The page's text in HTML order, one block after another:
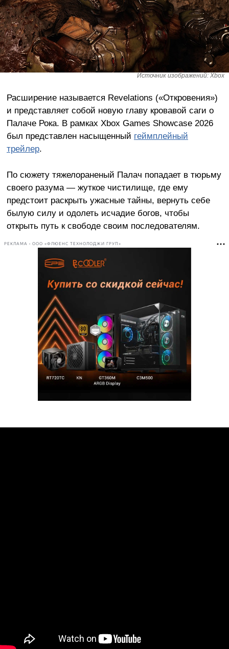
Источник изображений: Xbox
Расширение называется Revelations («Откровения»)
и представляет собой новую главу кровавой саги о
Палаче Рока. В рамках Xbox Games Showcase 2026
был представлен насыщенный геймплейный
трейлер.
По сюжету тяжелораненый Палач попадает в тюрьму
своего разума — жуткое чистилище, где ему
предстоит раскрыть ужасные тайны, вернуть себе
былую силу и одолеть исчадие богов, чтобы
открыть путь к свободе своим последователям.
РЕКЛАМА • ООО «ФЛЮЕНС ТЕХНОЛОДЖИ ГРУП»